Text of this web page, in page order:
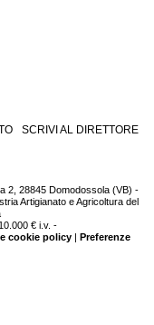
SCRIVI AL DIRETTORE
2, 28845 Domodossola (VB) -
Artigianato e Agricoltura del
€ i.v. -
cookie policy| Preferenze